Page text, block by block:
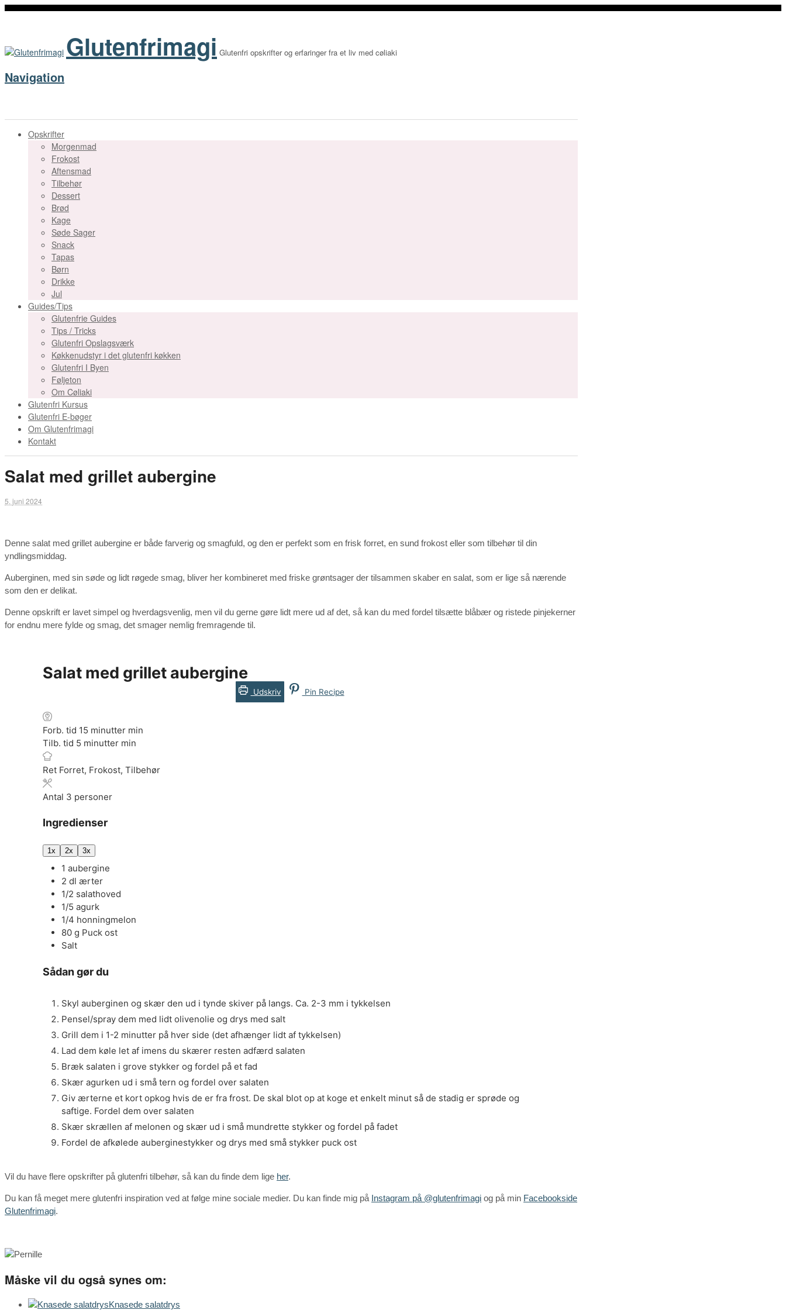
Glutenfrimagi Glutenfri opskrifter og erfaringer fra et liv med cøliaki
Navigation
Opskrifter
Morgenmad
Frokost
Aftensmad
Tilbehør
Dessert
Brød
Kage
Søde Sager
Snack
Tapas
Børn
Drikke
Jul
Guides/Tips
Glutenfrie Guides
Tips / Tricks
Glutenfri Opslagsværk
Køkkenudstyr i det glutenfri køkken
Glutenfri I Byen
Føljeton
Om Cøliaki
Glutenfri Kursus
Glutenfri E-bøger
Om Glutenfrimagi
Kontakt
Salat med grillet aubergine
5. juni 2024
Denne salat med grillet aubergine er både farverig og smagfuld, og den er perfekt som en frisk forret, en sund frokost eller som tilbehør til din
yndlingsmiddag.
Auberginen, med sin søde og lidt røgede smag, bliver her kombineret med friske grøntsager der tilsammen skaber en salat, som er lige så nærende
som den er delikat.
Denne opskrift er lavet simpel og hverdagsvenlig, men vil du gerne gøre lidt mere ud af det, så kan du med fordel tilsætte blåbær og ristede pinjekerner
for endnu mere fylde og smag, det smager nemlig fremragende til.
Salat med grillet aubergine
Udskriv Pin Recipe
Forb. tid 15 minutter min
Tilb. tid 5 minutter min
Ret Forret, Frokost, Tilbehør
Antal 3 personer
Ingredienser
1x 2x 3x
1 aubergine
2 dl ærter
1/2 salathoved
1/5 agurk
1/4 honningmelon
80 g Puck ost
Salt
Sådan gør du
Skyl auberginen og skær den ud i tynde skiver på langs. Ca. 2-3 mm i tykkelsen
Pensel/spray dem med lidt olivenolie og drys med salt
Grill dem i 1-2 minutter på hver side (det afhænger lidt af tykkelsen)
Lad dem køle let af imens du skærer resten adfærd salaten
Bræk salaten i grove stykker og fordel på et fad
Skær agurken ud i små tern og fordel over salaten
Giv ærterne et kort opkog hvis de er fra frost. De skal blot op at koge et enkelt minut så de stadig er sprøde og
saftige. Fordel dem over salaten
Skær skrællen af melonen og skær ud i små mundrette stykker og fordel på fadet
Fordel de afkølede auberginestykker og drys med små stykker puck ost
Vil du have flere opskrifter på glutenfri tilbehør, så kan du finde dem lige her.
Du kan få meget mere glutenfri inspiration ved at følge mine sociale medier. Du kan finde mig på Instagram på @glutenfrimagi og på min Facebookside
Glutenfrimagi.
Måske vil du også synes om:
Knasede salatdrys